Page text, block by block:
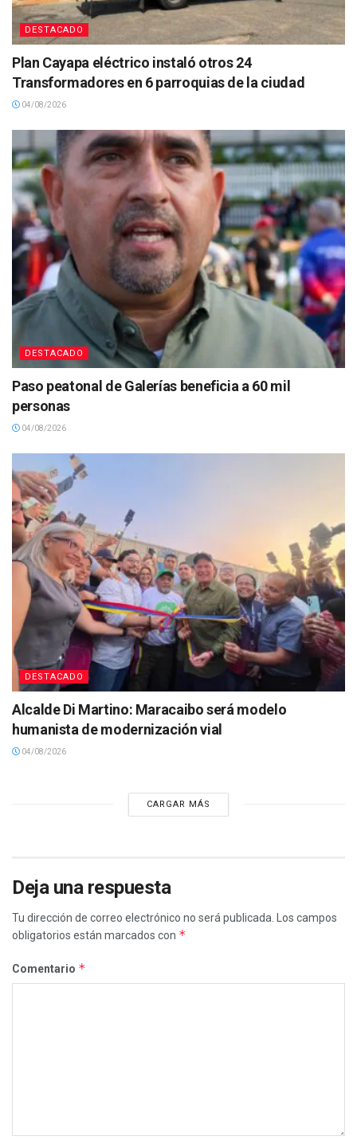
DESTACADO
Plan Cayapa eléctrico instaló otros 24
Transformadores en 6 parroquias de la ciudad
04/08/2026
DESTACADO
Paso peatonal de Galerías beneficia a 60 mil
personas
04/08/2026
DESTACADO
Alcalde Di Martino: Maracaibo será modelo
humanista de modernización vial
04/08/2026
CARGAR MÁS
Deja una respuesta
Tu dirección de correo electrónico no será publicada.
Los campos
obligatorios están marcados con *
Comentario *